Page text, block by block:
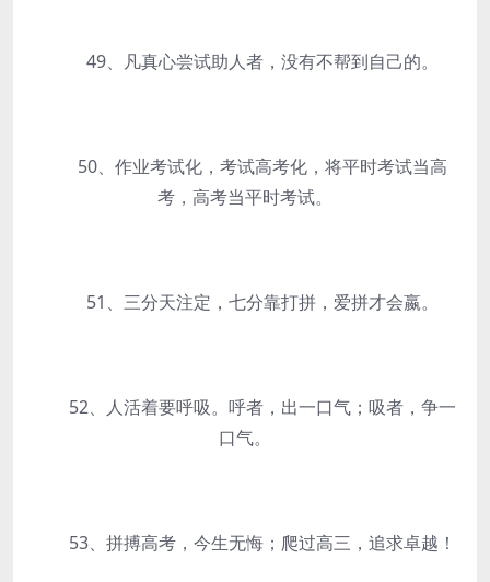
49、凡真心尝试助人者，没有不帮到自己的。
50、作业考试化，考试高考化，将平时考试当高
考，高考当平时考试。
51、三分天注定，七分靠打拼，爱拼才会嬴。
52、人活着要呼吸。呼者，出一口气；吸者，争一
口气。
53、拼搏高考，今生无悔；爬过高三，追求卓越！